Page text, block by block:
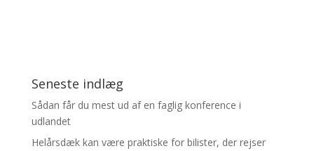
Seneste indlæg
Sådan får du mest ud af en faglig konference i
udlandet
Helårsdæk kan være praktiske for bilister, der rejser